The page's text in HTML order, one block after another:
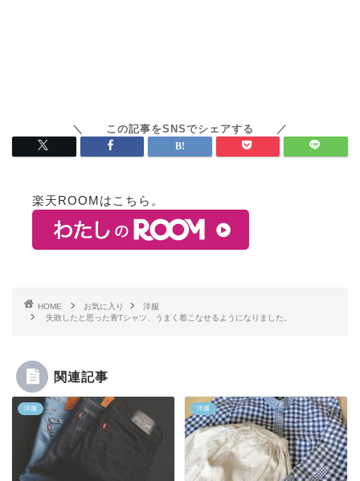
楽天ROOMはこちら。
HOME お気に入り
洋服
失敗したと思った青Tシャツ、うまく着こなせるようになりました。
関連記事
洋服 洋服